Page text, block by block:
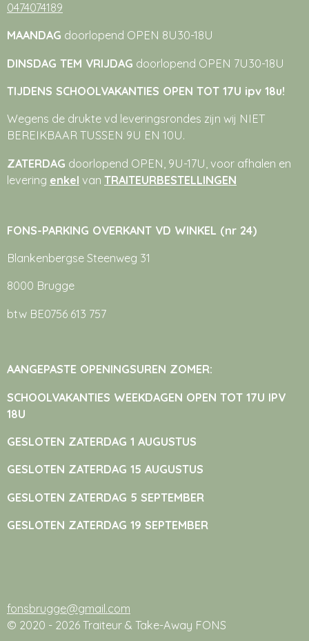
0474074189
MAANDAG doorlopend OPEN 8U30-18U
DINSDAG TEM VRIJDAG doorlopend OPEN 7U30-18U
TIJDENS SCHOOLVAKANTIES OPEN TOT 17U ipv 18u!
Wegens de drukte vd leveringsrondes zijn wij NIET
BEREIKBAAR TUSSEN 9U EN 10U.
ZATERDAG doorlopend OPEN, 9U-17U, voor afhalen en
levering enkel van TRAITEURBESTELLINGEN
FONS-PARKING OVERKANT VD WINKEL (nr 24)
Blankenbergse Steenweg 31
8000 Brugge
btw BE0756 613 757
AANGEPASTE OPENINGSUREN ZOMER:
SCHOOLVAKANTIES WEEKDAGEN OPEN TOT 17U IPV
18U
GESLOTEN ZATERDAG 1 AUGUSTUS
GESLOTEN ZATERDAG 15 AUGUSTUS
GESLOTEN ZATERDAG 5 SEPTEMBER
GESLOTEN ZATERDAG 19 SEPTEMBER
fonsbrugge@gmail.com
© 2020 - 2026 Traiteur & Take-Away FONS